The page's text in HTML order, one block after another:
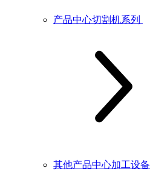
产品中心切割机系列
其他产品中心加工设备